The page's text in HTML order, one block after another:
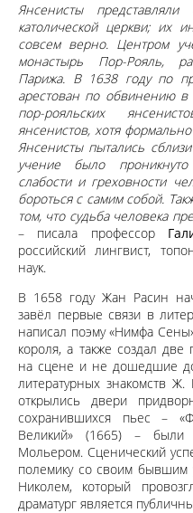
Янсенисты
католической церкви; их
совсем верно. Центром
монастырь Пор-Рояль,
Парижа. В 1638 году по
арестован по обвинению в
пор-рояльских
янсенистов, хотя
Янсенисты пытались
учение было
слабости и греховности
бороться с самим собой.
том, что судьба человека
– писала профессор
российский лингвист,
наук.
В 1658 году Жан Расин
завёл первые связи в
написал поэму «Нимфа
короля, а также создал
на сцене и не дошедшие
литературных знакомств
открылись двери
сохранившихся пьес –
Великий» (1665) – были
Мольером. Сценический
полемику со своим бывшим
Николем, который
драматург является